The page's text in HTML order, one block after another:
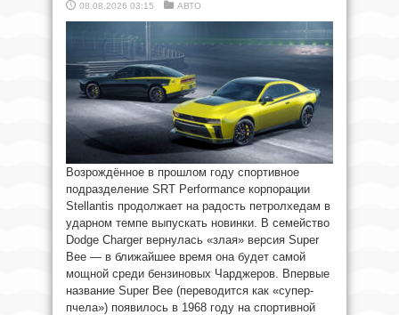
08.08.2026 03:15 АВТО
Возрождённое в прошлом году спортивное
подразделение SRT Performance корпорации
Stellantis продолжает на радость петролхедам в
ударном темпе выпускать новинки. В семейство
Dodge Charger вернулась «злая» версия Super
Bee — в ближайшее время она будет самой
мощной среди бензиновых Чарджеров. Впервые
название Super Bee (переводится как «супер-
пчела») появилось в 1968 году на спортивной